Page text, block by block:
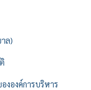
ล)
งองค์การบริหาร